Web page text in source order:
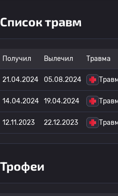
Список травм
Получил Вылечил Травма
21.04.2024 05.08.2024
14.04.2024 19.04.2024
12.11.2023 22.12.2023
Трофеи